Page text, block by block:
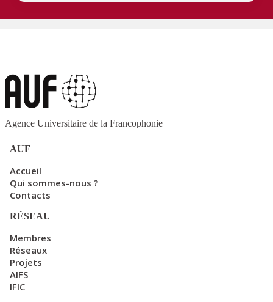
Agence Universitaire de la Francophonie
AUF
Accueil
Qui sommes-nous ?
Contacts
RÉSEAU
Membres
Réseaux
Projets
AIFS
IFIC